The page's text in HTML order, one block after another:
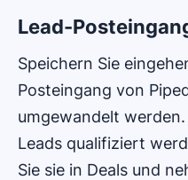
Lead-
Speichern Sie
Posteingang von
umgewandelt
Leads qualifiziert
Sie sie in Deals und